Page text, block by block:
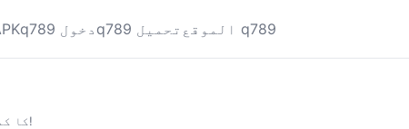
q789 دخول q789 تحميل الموقع q789
میری بائیک، میری محنت اور q789 کا کمال!